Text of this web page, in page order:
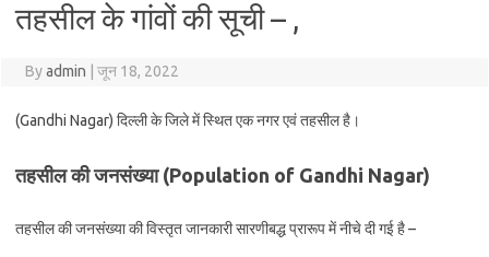
तहसील के गांवों की सूची – ,
Byadmin जून 18, 2022
(Gandhi Nagar) दिल्ली केजिले में स्थित एक नगर एवं तहसील है।
तहसील की जनसंख्या (Population of Gandhi Nagar)
तहसील की जनसंख्या की विस्तृत जानकारी सारणीबद्ध प्रारूप में नीचे दी गई है –